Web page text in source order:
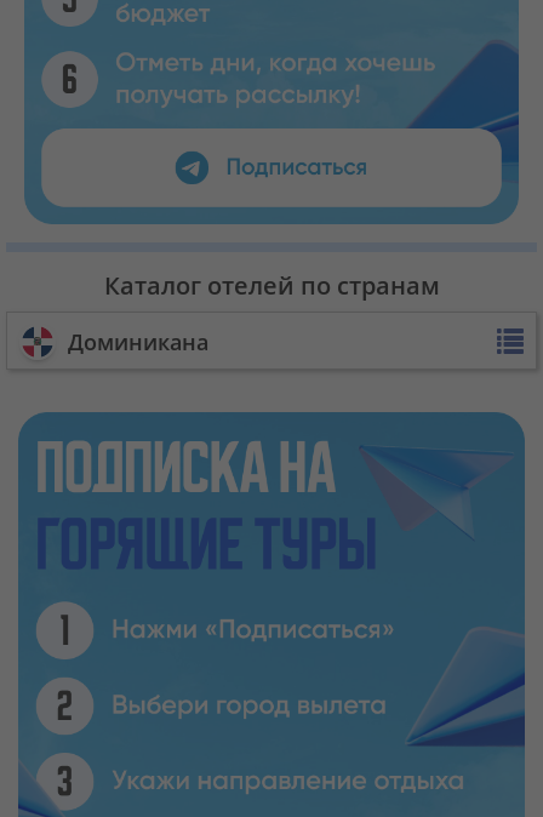
Каталог отелей по странам
Доминикана